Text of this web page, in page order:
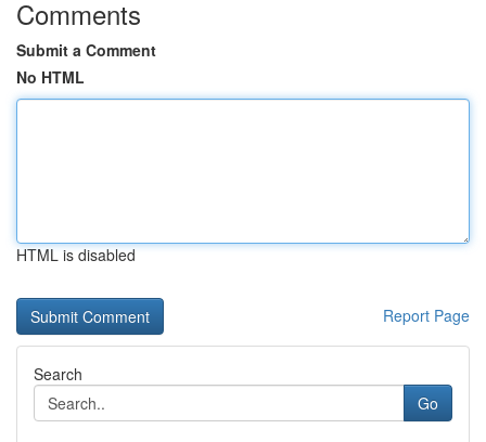
Comments
Submit a Comment
No HTML
HTML is disabled
Report Page
Search
Go